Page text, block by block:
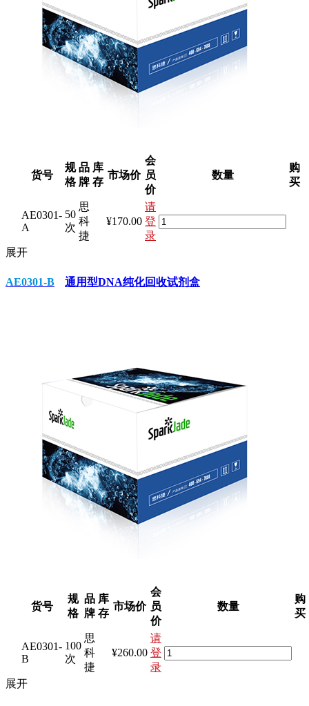
货号
规
格
品
牌
库
存
市场价
会
员
价
数量
购
买
AE0301-
A
50
次
思
科
捷
¥170.00
请
登
录
展开
AE0301-B 通用型DNA纯化回收试剂盒
货号
规
格
品
牌
库
存
市场价
会
员
价
数量
购
买
AE0301-
B
100
次
思
科
捷
¥260.00
请
登
录
展开